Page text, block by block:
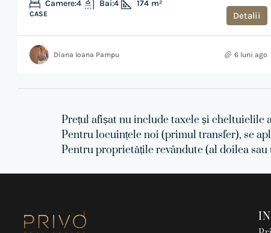
Camere:4 Bai:4 174 m²
CASE Detalii
Diana Ioana Pampu 6 luni ago
Prețul afișat nu include taxele și cheltuielile
Pentru locuințele noi (primul transfer), se
Pentru proprietățile revândute (al doilea